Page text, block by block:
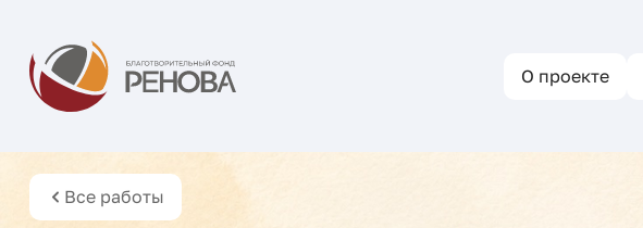
О проекте
Все работы